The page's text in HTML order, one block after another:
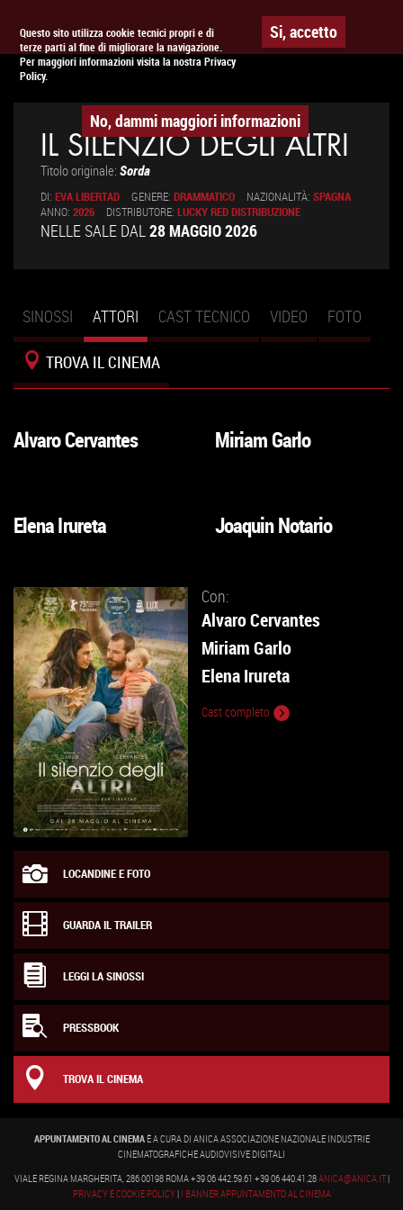
Questo sito utilizza cookie tecnici propri e di
terze parti al fine di migliorare la navigazione.
Per maggiori informazioni visita la nostra Privacy
Policy.
Si, accetto
No, dammi maggiori informazioni
APPUNTAMENTO AL CINEMA
IL SILENZIO DEGLI ALTRI
Titolo originale: Sorda
DI: EVA LIBERTAD GENERE: DRAMMATICO NAZIONALITÀ: SPAGNA
ANNO: 2026 DISTRIBUTORE: LUCKY RED DISTRIBUZIONE
NELLE SALE DAL28 MAGGIO 2026
Schede primarie
SINOSSI ATTORI (SCHEDA
ATTIVA)
CAST TECNICO VIDEO FOTO
TROVA IL CINEMA
VAI
Alvaro Cervantes
VAI
Miriam Garlo
VAI
Elena Irureta
VAI
Joaquin Notario
Con:
Alvaro Cervantes
Miriam Garlo
Elena Irureta
Cast completo
LOCANDINE E FOTO
GUARDA IL TRAILER
LEGGI LA SINOSSI
PRESSBOOK
TROVA IL CINEMA
APPUNTAMENTO AL CINEMAÈ A CURA DI ANICA ASSOCIAZIONE NAZIONALE INDUSTRIE
CINEMATOGRAFICHE AUDIOVISIVE DIGITALI
VIALE REGINA MARGHERITA, 286 00198 ROMA +39 06 442.59.61 +39 06 440.41.28ANICA@ANICA.IT|
PRIVACY E COOKIE POLICY| I BANNER APPUNTAMENTO AL CINEMA